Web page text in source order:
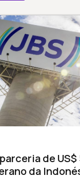
de US$
da